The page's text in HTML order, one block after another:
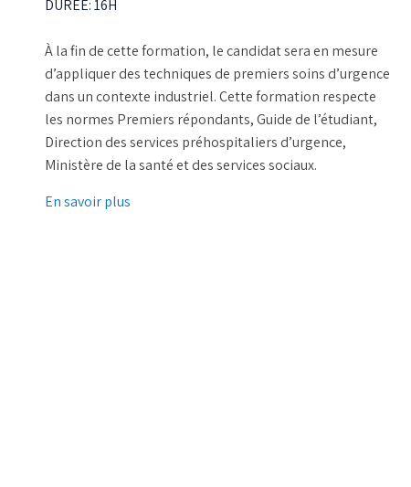
DURÉE:16H
À la fin de cette formation, le candidat sera en mesure
d’appliquer des techniques de premiers soins d’urgence
dans un contexte industriel. Cette formation respecte
les normes Premiers répondants, Guide de l’étudiant,
Direction des services préhospitaliers d’urgence,
Ministère de la santé et des services sociaux.
En savoir plus